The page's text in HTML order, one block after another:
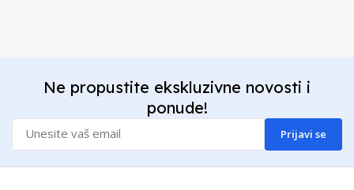
Ne propustite ekskluzivne novosti i
ponude!
Prijavi se